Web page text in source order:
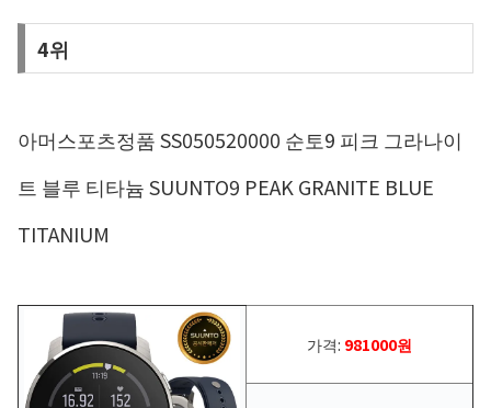
4위
아머스포츠정품 SS050520000 순토9 피크 그라나이
트 블루 티타늄 SUUNTO9 PEAK GRANITE BLUE
TITANIUM
가격: 981000원